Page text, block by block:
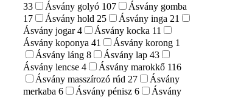
33
Ásvány golyó 107
Ásvány gomba
17
Ásvány hold 25 Ásvány inga 21
Ásvány jogar4 Ásvány kocka 11
Ásvány koponya 41 Ásvány korong 1
Ásvány láng 8 Ásvány lap 43
Ásvány lencse 4 Ásvány marokkő 116
Ásvány masszírozó rúd 27
Ásvány
merkaba 6 Ásvány pénisz 6
Ásvány